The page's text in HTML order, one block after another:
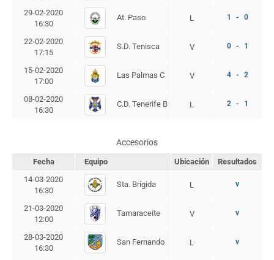
29-02-2020
16:30
At. Paso L 1 - 0
22-02-2020
17:15
S.D. Tenisca V 0 - 1
15-02-2020
17:00
Las Palmas C V 4 - 2
08-02-2020
16:30
C.D. Tenerife B L 2 - 1
Accesorios
Fecha Equipo Ubicación
Resultados
14-03-2020
16:30
Sta. Brígida L v
21-03-2020
12:00
Tamaraceite V v
28-03-2020
16:30
San Fernando L v